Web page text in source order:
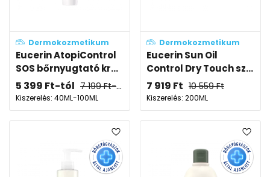
Dermokozmetikum
Eucerin AtopiControl
SOS bőrnyugtató kr...
5 399 Ft-tól 7 199Ft-tól
Kiszerelés: 40ML-100ML
Dermokozmetikum
Eucerin Sun Oil
Control Dry Touch sz...
7 919 Ft 10 559Ft
Kiszerelés: 200ML